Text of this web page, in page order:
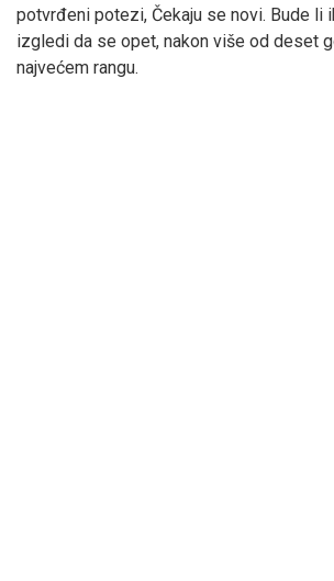
potvrđeni potezi, Čekaju se novi. Bude li
izgledi da se opet, nakon više od deset
najvećem rangu.